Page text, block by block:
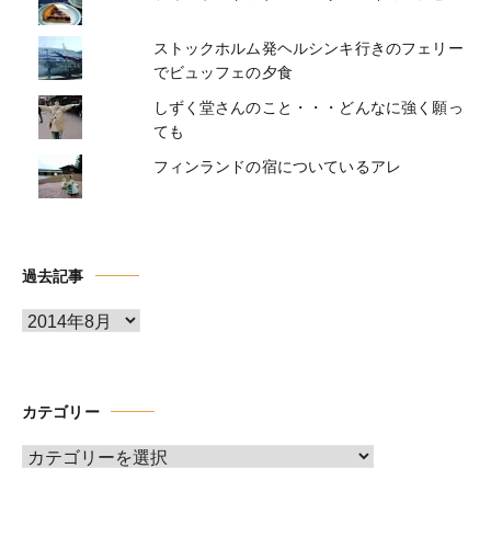
ストックホルム発ヘルシンキ行きのフェリー
でビュッフェの夕食
しずく堂さんのこと・・・どんなに強く願っ
ても
フィンランドの宿についているアレ
過去記事
ア
ブ
カテゴリー
カ